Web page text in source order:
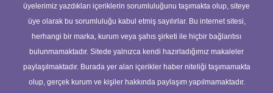
üyelerimiz yazdıkları içeriklerin sorumluluğunu taşımakta olup, siteye
üye olarak bu sorumluluğu kabul etmiş sayılırlar. Bu internet sitesi,
herhangi bir marka, kurum veya şahıs şirketi ile hiçbir bağlantısı
bulunmamaktadır. Sitede yalnızca kendi hazırladığımız makaleler
paylaşılmaktadır. Burada yer alan içerikler haber niteliği taşımamakta
olup, gerçek kurum ve kişiler hakkında paylaşım yapılmamaktadır.